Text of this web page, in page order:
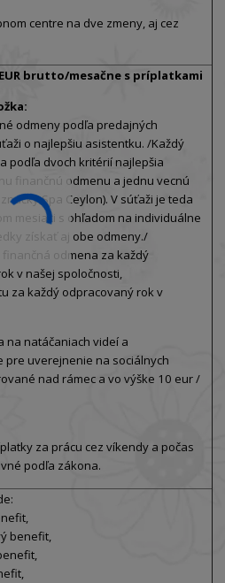
centre na dve zmeny, aj cez
brutto/mesačne s príplatkami
odmeny podľa predajných
o najlepšiu asistentku. /Každý
podľa dvoch kritérií najlepšia
finančnú odmenu a jednu vecnú
Spa Ceylon). V súťaži je teda
mesiaci s ohľadom na individuálne
získať aj obe odmeny./
odmena za každý
v našej spoločnosti,
za každý odpracovaný rok v
na natáčaniach videí a
uverejnenie na sociálnych
nad rámec a vo výške 10 eur /
za prácu cez víkendy a počas
podľa zákona.
benefit,